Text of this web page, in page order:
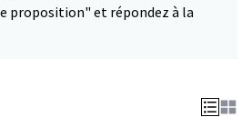
proposition" et répondez à la